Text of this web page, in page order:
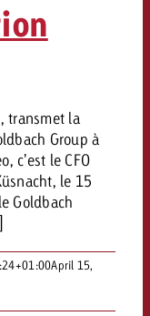
transmet la
Group à
c'est le CFO
le 15
Goldbach
April 15,